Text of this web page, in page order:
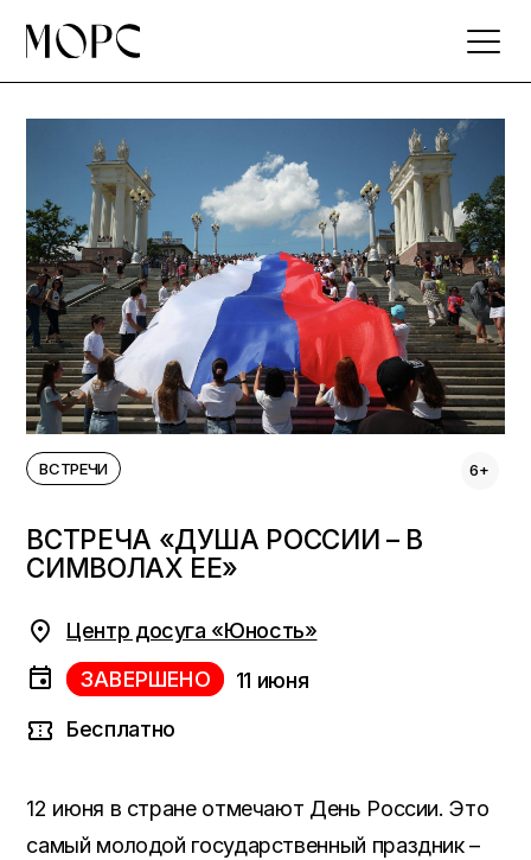
the
ВСТРЕЧИ 6+
ВСТРЕЧА «ДУША РОССИИ – В
СИМВОЛАХ ЕЕ»
Центр досуга «Юность»
ЗАВЕРШЕНО
11 июня
Бесплатно
12 июня в стране отмечают День России. Это
самый молодой государственный праздник –